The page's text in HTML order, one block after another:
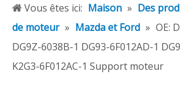
Vous êtes ici: Maison » Des
de moteur » Mazda et Ford » OE:
DG9Z-6038B-1 DG93-6F012AD-1
K2G3-6F012AC-1 Support moteur